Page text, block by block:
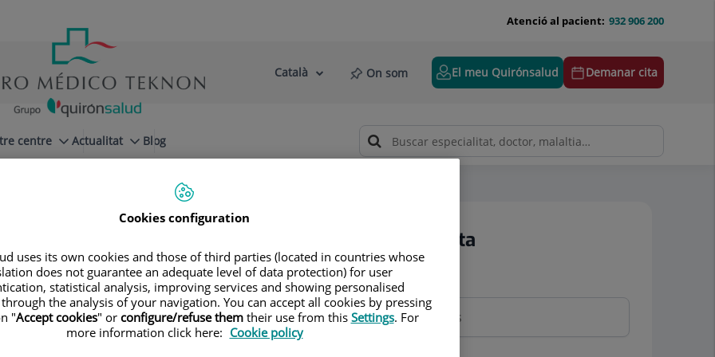
932 906 200
Atenció al pacient:
Selector
Llenguatge
Català On som El meu Quirónsalud Demanar cita
centre Actualitat Blog
Agrafojo
Demanar cita
Nom i cognoms
Cookies configuration
uses its own cookies and those of third parties (located in countries whose
does not guarantee an adequate level of data protection) for user
statistical analysis, improving services and showing personalised
the analysis of your navigation. You can accept all cookies by pressing
"Accept cookies" or configure/refuse themtheir use from this Settings. For
more information click here: Cookie policy